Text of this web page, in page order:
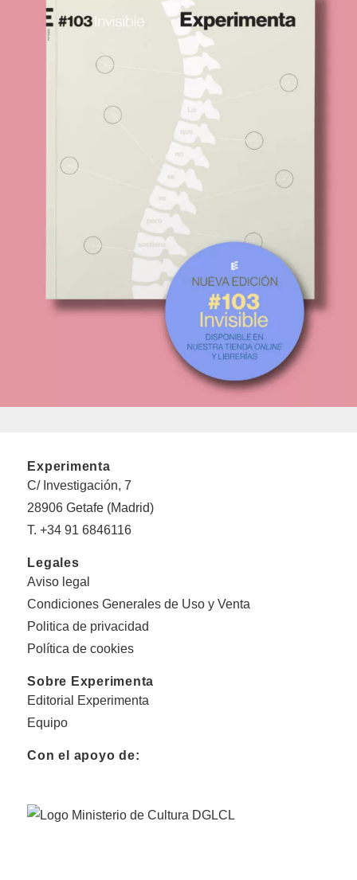
Experimenta
C/ Investigación, 7
28906 Getafe (Madrid)
T. +34 91 6846116
Legales
Aviso legal
Condiciones Generales de Uso y Venta
Politica de privacidad
Política de cookies
Sobre Experimenta
Editorial Experimenta
Equipo
Con el apoyo de: